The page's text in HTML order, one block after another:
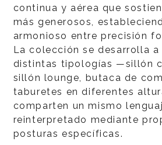
continua y aérea que
más generosos,
armonioso entre precisión
La colección se desarrolla a
distintas tipologías —sillón
sillón lounge, butaca de
taburetes en diferentes
comparten un mismo
reinterpretado mediante
posturas específicas.